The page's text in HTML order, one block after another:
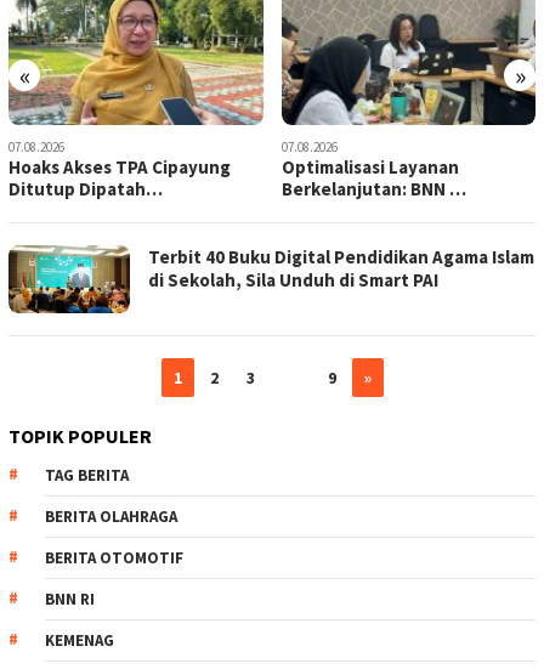
« »
07.08.2026
Optimalisasi Layanan
Berkelanjutan: BNN …
07.08.2026
Dorong Ekonomi Bogor Timur,
Bupati Rudy …
Terbit 40 Buku Digital Pendidikan Agama Islam
di Sekolah, Sila Unduh di Smart PAI
1 2 3 9 »
TOPIK POPULER
TAG BERITA
BERITA OLAHRAGA
BERITA OTOMOTIF
BNN RI
KEMENAG